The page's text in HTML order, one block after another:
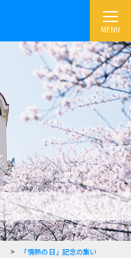
MENU
「情熱の日」記念の集い